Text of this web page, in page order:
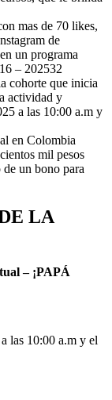
mas de 70 likes,
de
un programa
– 202532
cohorte que inicia
actividad y
a las 10:00 a.m y
en Colombia
mil pesos
un bono para
LA
– ¡PAPÁ
las 10:00 a.m y el